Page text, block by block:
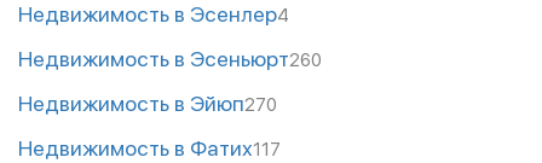
Недвижимость в Эсенлер4
Недвижимость в Эсеньюрт260
Недвижимость в Эйюп270
Недвижимость в Фатих117